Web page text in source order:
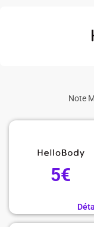
Note
5€